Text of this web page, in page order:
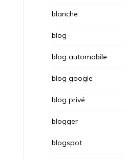
blanche
blog
blog automobile
blog google
blog privé
blogger
blogspot